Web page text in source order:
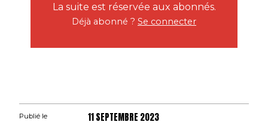
La suite est réservée aux abonnés.
Déjà abonné ? Se connecter
Publié le 11 SEPTEMBRE 2023